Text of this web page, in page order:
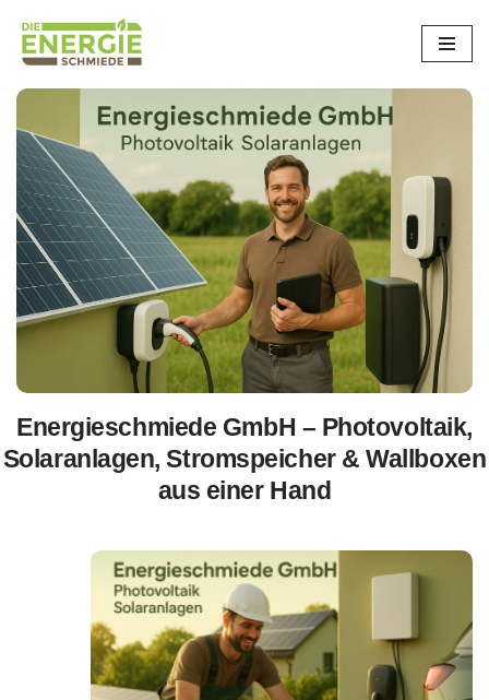
Zum
Inhalt
Energieschmiede GmbH – Photovoltaik,
Solaranlagen, Stromspeicher & Wallboxen
aus einer Hand